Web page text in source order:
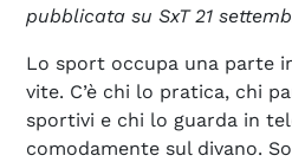
pubblicata su SxT 21
Lo sport occupa una parte
vite. C’è chi lo pratica, chi
sportivi e chi lo guarda in
comodamente sul divano.